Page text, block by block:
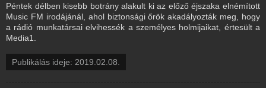
Péntek délben kisebb botrány alakult ki az előző éjszaka elnémított
Music FM irodájánál, ahol biztonsági őrök akadályozták meg, hogy
a rádió munkatársai elvihessék a személyes holmijaikat, értesült a
Media1.
Publikálás ideje: 2019.02.08.